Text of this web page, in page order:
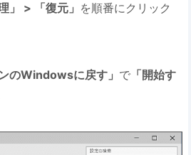
」 > 「復元」 を順番にクリック
のWindowsに戻す」 で 「開始す